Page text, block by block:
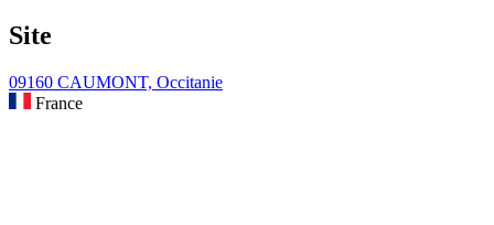
Site
09160 CAUMONT, Occitanie
France